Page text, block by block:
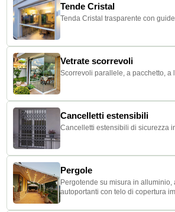
Tende Cristal
Tenda Cristal trasparente con
Vetrate scorrevoli
Scorrevoli parallele, a pacchetto, a
Cancelletti estensibili
Cancelletti estensibili di sicurezza
Pergole
Pergotende su misura in alluminio,
autoportanti con telo di copertura